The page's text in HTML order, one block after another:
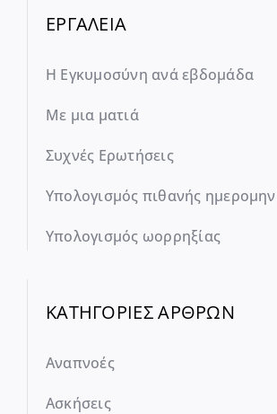
ΕΡΓΑΛΕΙΑ
Η Εγκυμοσύνη ανά εβδομάδα
Με μια ματιά
Συχνές Ερωτήσεις
Υπολογισμός πιθανής
Υπολογισμός ωορρηξίας
ΚΑΤΗΓΟΡΙΕΣ ΑΡΘΡΩΝ
Αναπνοές
Ασκήσεις